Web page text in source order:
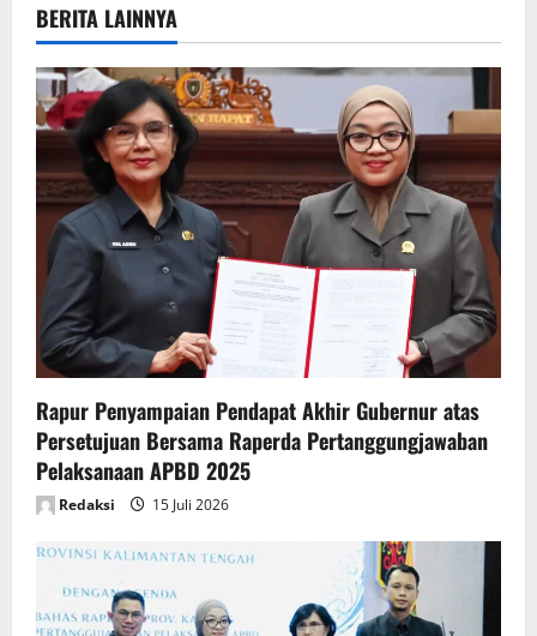
v
i
g
a
t
i
o
n
BERITA LAINNYA
Rapur Penyampaian Pendapat Akhir Gubernur atas
Persetujuan Bersama Raperda Pertanggungjawaban
Pelaksanaan APBD 2025
Redaksi 15 Juli 2026